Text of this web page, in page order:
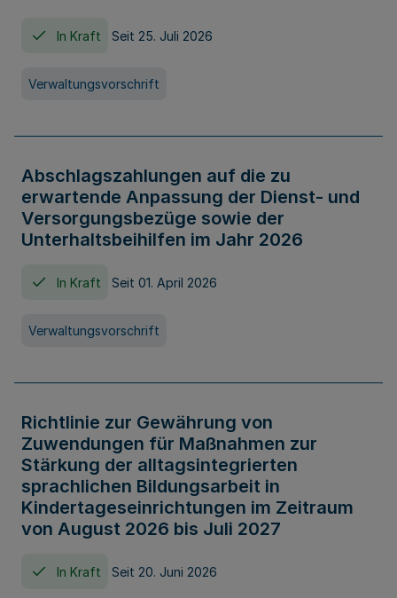
In Kraft Seit 25. Juli 2026
Verwaltungsvorschrift
Abschlagszahlungen auf die zu
erwartende Anpassung der Dienst- und
Versorgungsbezüge sowie der
Unterhaltsbeihilfen im Jahr 2026
In Kraft Seit 01. April 2026
Verwaltungsvorschrift
Richtlinie zur Gewährung von
Zuwendungen für Maßnahmen zur
Stärkung der alltagsintegrierten
sprachlichen Bildungsarbeit in
Kindertageseinrichtungen im Zeitraum
von August 2026 bis Juli 2027
In Kraft Seit 20. Juni 2026